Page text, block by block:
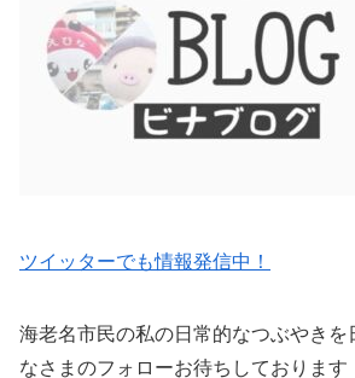
ツイッターでも情報発信中！
海老名市民の私の日常的なつぶやきを
なさまのフォローお待ちしております